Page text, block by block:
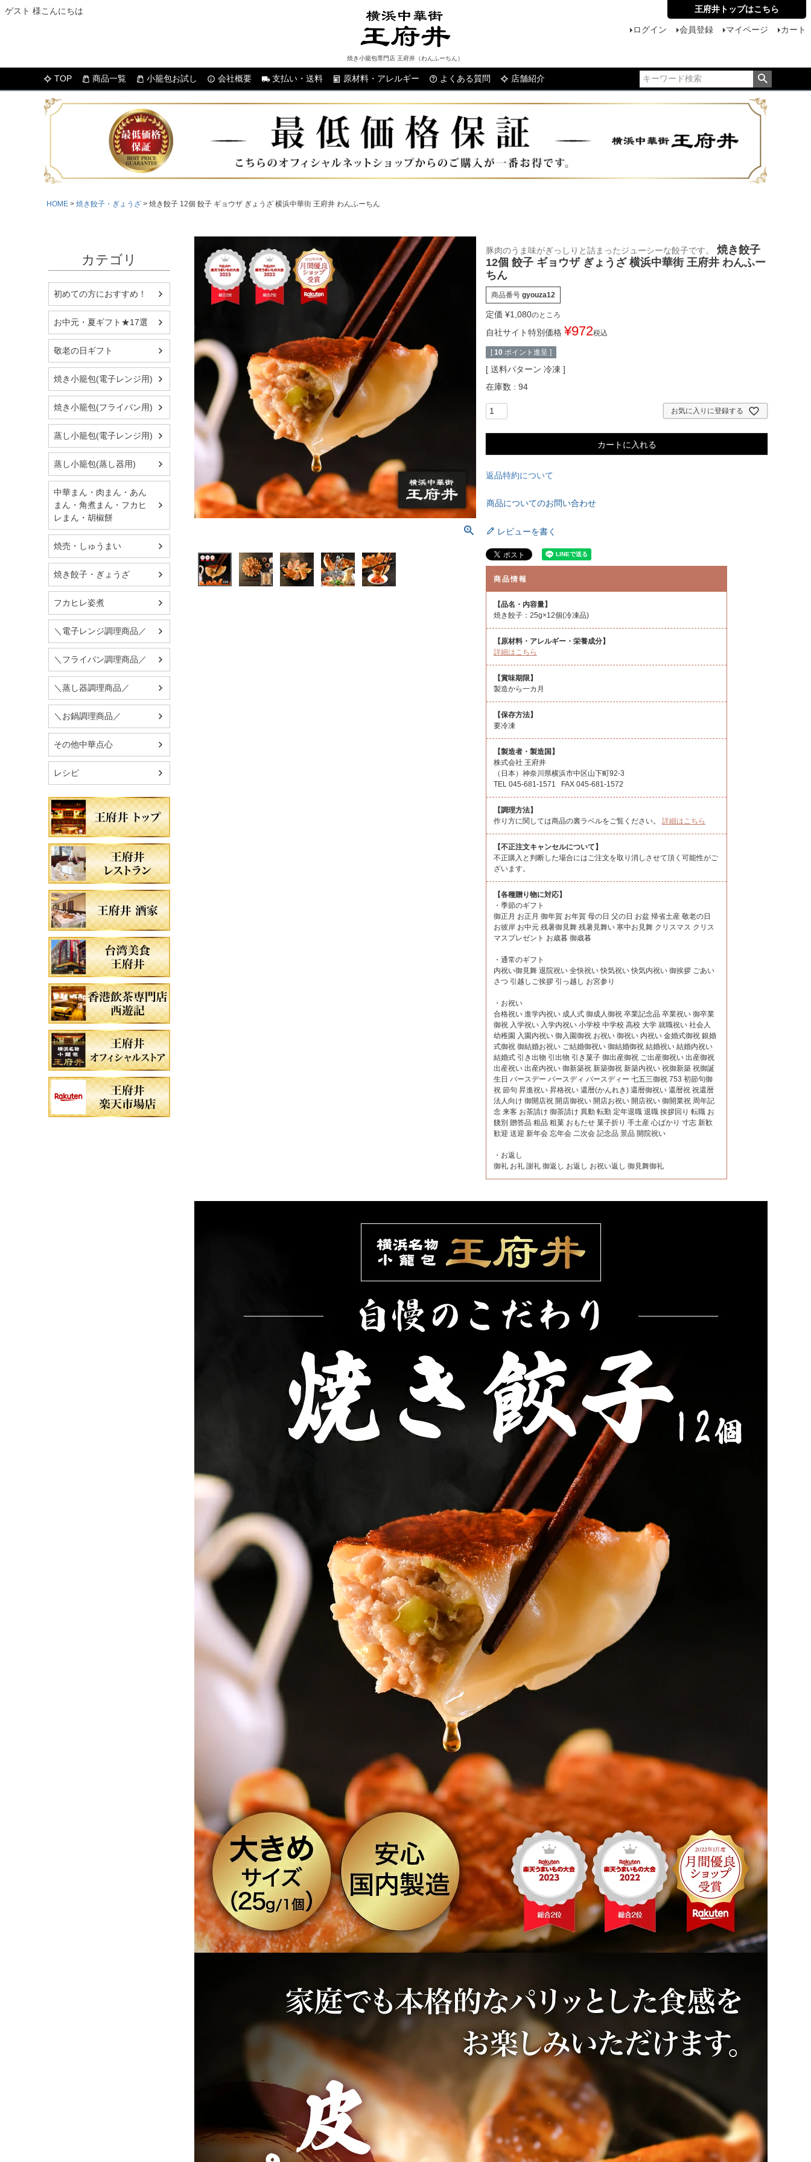
ゲスト 様こんにちは
焼き小籠包専門店 王府井（わんふーちん）
ログイン 会員登録 マイページ カート
TOP 商品一覧 小籠包お試し 会社概要 支払い・送料 原材料・アレルギー よくある質問 店舗紹介
検索
王府井トップはこちら
HOME 焼き餃子・ぎょうざ 焼き餃子 12個 餃子 ギョウザ ぎょうざ 横浜中華街 王府井 わんふーちん
カテゴリ
初めての方におすすめ！
お中元・夏ギフト★17選
敬老の日ギフト
焼き小籠包(電子レンジ用)
焼き小籠包(フライパン用)
蒸し小籠包(電子レンジ用)
蒸し小籠包(蒸し器用)
中華まん・肉まん・あん
まん・角煮まん・フカヒ
レまん・胡椒餅
焼売・しゅうまい
焼き餃子・ぎょうざ
フカヒレ姿煮
＼電子レンジ調理商品／
＼フライパン調理商品／
＼蒸し器調理商品／
＼お鍋調理商品／
その他中華点心
レシピ
豚肉のうま味がぎっしりと詰まったジューシーな餃子です。
焼き餃子
12個 餃子 ギョウザ ぎょうざ 横浜中華街 王府井 わんふー
ちん
商品番号 gyouza12
定価 ¥1,080のところ
自社サイト特別価格 ¥972税込
[ 10 ポイント進呈 ]
送料パターン 冷凍
在庫数
94
お気に入りに登録する
カートに入れる
返品特約について
商品についてのお問い合わせ
レビューを書く
商品情報
【品名・内容量】
焼き餃子：25g×12個(冷凍品)
【原材料・アレルギー・栄養成分】
詳細はこちら
【賞味期限】
製造から一カ月
【保存方法】
要冷凍
【製造者・製造国】
株式会社 王府井
（日本）神奈川県横浜市中区山下町92-3
TEL 045-‎681-1571 FAX 045-‎681-1572
【調理方法】
作り方に関しては商品の裏ラベルをご覧ください。 詳細はこちら
【不正注文キャンセルについて】
不正購入と判断した場合にはご注文を取り消しさせて頂く可能性がご
ざいます。
【各種贈り物に対応】
・季節のギフト
御正月 お正月 御年賀 お年賀 母の日 父の日 お盆 帰省土産 敬老の日
お彼岸 お中元 残暑御見舞 残暑見舞い 寒中お見舞 クリスマス クリス
マスプレゼント お歳暮 御歳暮
・通常のギフト
内祝い御見舞 退院祝い 全快祝い 快気祝い 快気内祝い 御挨拶 ごあい
さつ 引越しご挨拶 引っ越し お宮参り
・お祝い
合格祝い 進学内祝い 成人式 御成人御祝 卒業記念品 卒業祝い 御卒業
御祝 入学祝い 入学内祝い 小学校 中学校 高校 大学 就職祝い 社会人
幼稚園 入園内祝い 御入園御祝 お祝い 御祝い 内祝い 金婚式御祝 銀婚
式御祝 御結婚お祝い ご結婚御祝い 御結婚御祝 結婚祝い 結婚内祝い
結婚式 引き出物 引出物 引き菓子 御出産御祝 ご出産御祝い 出産御祝
出産祝い 出産内祝い 御新築祝 新築御祝 新築内祝い 祝御新築 祝御誕
生日 バースデー バースディ バースディー 七五三御祝 753 初節句御
祝 節句 昇進祝い 昇格祝い 還暦(かんれき) 還暦御祝い 還暦祝 祝還暦
法人向け 御開店祝 開店御祝い 開店お祝い 開店祝い 御開業祝 周年記
念 来客 お茶請け 御茶請け 異動 転勤 定年退職 退職 挨拶回り 転職 お
餞別 贈答品 粗品 粗菓 おもたせ 菓子折り 手土産 心ばかり 寸志 新歓
歓迎 送迎 新年会 忘年会 二次会 記念品 景品 開院祝い
・お返し
御礼 お礼 謝礼 御返し お返し お祝い返し 御見舞御礼